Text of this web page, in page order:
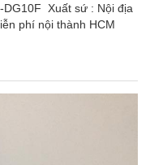
DG10F Xuất sứ : Nội địa
phí nội thành HCM